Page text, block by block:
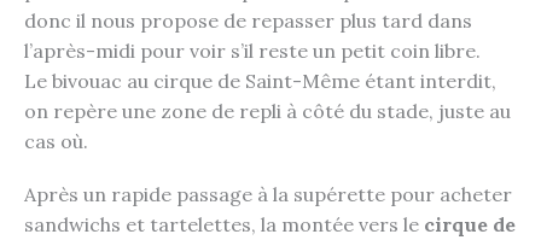
donc il nous propose de repasser plus tard dans
l’après-midi pour voir s’il reste un petit coin libre.
Le bivouac au cirque de Saint-Même étant interdit,
on repère une zone de repli à côté du stade, juste au
cas où.
Après un rapide passage à la supérette pour acheter
sandwichs et tartelettes, la montée vers le cirque de